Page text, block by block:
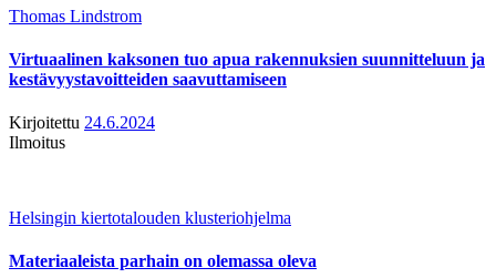
Thomas Lindstrom
Virtuaalinen kaksonen tuo apua rakennuksien suunnitteluun ja
kestävyystavoitteiden saavuttamiseen
Kirjoitettu 24.6.2024
Ilmoitus
Helsingin kiertotalouden klusteriohjelma
Materiaaleista parhain on olemassa oleva